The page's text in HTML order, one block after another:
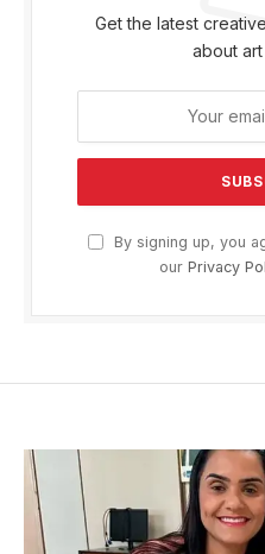
Get the latest
about
By signing up, you
our Privacy